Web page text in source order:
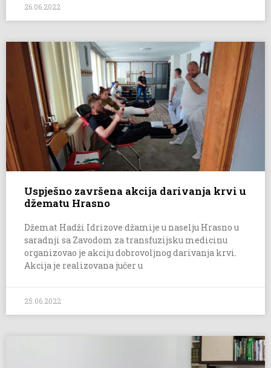
26.06.2022
Uspješno završena akcija darivanja krvi u
džematu Hrasno
Džemat Hadži Idrizove džamije u naselju Hrasno u
saradnji sa Zavodom za transfuzijsku medicinu
organizovao je akciju dobrovoljnog darivanja krvi.
Akcija je realizovana jučer u
25.06.2022